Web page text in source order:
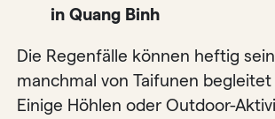
in Quang Binh
Die Regenfälle können heftig
manchmal von Taifunen
Einige Höhlen oder Outdoor-